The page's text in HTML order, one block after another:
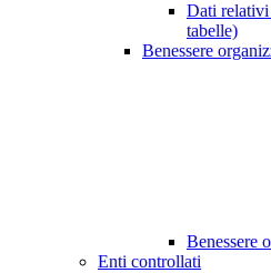
Dati relativi
tabelle)
Benessere
Benessere
Enti controllati